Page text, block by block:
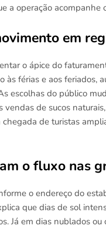
a operação acompanhe
em
o ápice do
às férias e aos
escolhas do público
de sucos
de turistas
o fluxo nas
o endereço do
que dias de sol
Já em dias nublados